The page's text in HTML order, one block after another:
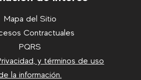
Mapa del Sitio
Contractuales
PQRS
y términos de uso
la información.